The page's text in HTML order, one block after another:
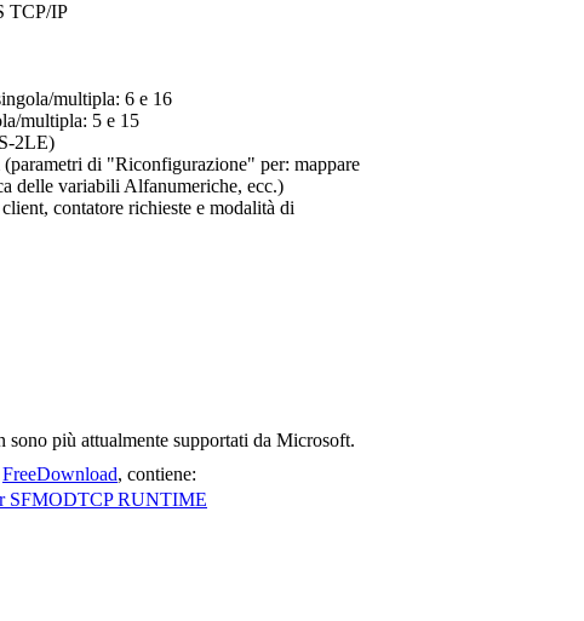
TCP/IP
multipla: 6 e 16
multipla: 5 e 15
2LE)
di "Riconfigurazione" per: mappare
delle variabili Alfanumeriche, ecc.)
contatore richieste e modalità di
più attualmente supportati da Microsoft.
FreeDownload, contiene: